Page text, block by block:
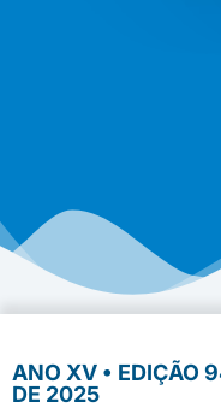
ANO XV • EDIÇÃO
DE 2025